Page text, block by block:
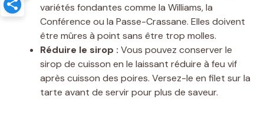
variétés fondantes comme la Williams, la
Conférence ou la Passe-Crassane. Elles doivent
être mûres à point sans être trop molles.
Réduire le sirop : Vous pouvez conserver le
sirop de cuisson en le laissant réduire à feu vif
après cuisson des poires. Versez-le en filet sur la
tarte avant de servir pour plus de saveur.